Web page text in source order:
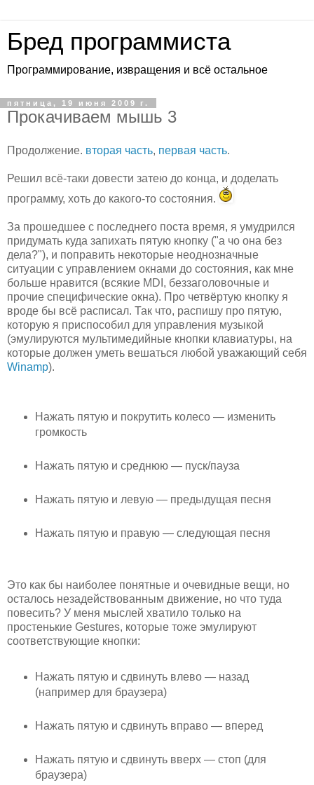
Бред программиста
Программирование, извращения и всё остальное
пятница, 19 июня 2009 г.
Прокачиваем мышь 3
Продолжение. вторая часть, первая часть.
Решил всё-таки довести затею до конца, и доделать
программу, хоть до какого-то состояния.
За прошедшее с последнего поста время, я умудрился
придумать куда запихать пятую кнопку ("а чо она без
дела?"), и поправить некоторые неоднозначные
ситуации с управлением окнами до состояния, как мне
больше нравится (всякие MDI, беззаголовочные и
прочие специфические окна). Про четвёртую кнопку я
вроде бы всё расписал. Так что, распишу про пятую,
которую я приспособил для управления музыкой
(эмулируются мультимедийные кнопки клавиатуры, на
которые должен уметь вешаться любой уважающий себя
Winamp).
Нажать пятую и покрутить колесо — изменить
громкость
Нажать пятую и среднюю — пуск/пауза
Нажать пятую и левую — предыдущая песня
Нажать пятую и правую — следующая песня
Это как бы наиболее понятные и очевидные вещи, но
осталось незадействованным движение, но что туда
повесить? У меня мыслей хватило только на
простенькие Gestures, которые тоже эмулируют
соответствующие кнопки:
Нажать пятую и сдвинуть влево — назад
(например для браузера)
Нажать пятую и сдвинуть вправо — вперед
Нажать пятую и сдвинуть вверх — стоп (для
браузера)